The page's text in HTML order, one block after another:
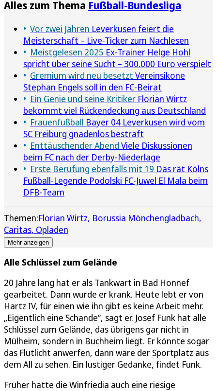
Alles zum Thema Fußball-Bundesliga
Vor zwei Jahren Leverkusen feiert die
Meisterschaft – Live-Ticker zum Nachlesen
Meistgelesen 2025 Ex-Trainer Helge Hohl
spricht über seine Sucht – 300.000 Euro verspielt
Gremium wird neu besetzt Vereinsikone
Stephan Engels soll in den FC-Beirat
Ein Genie und seine Kritiker Florian Wirtz
bekommt viel Rückendeckung aus Deutschland
Frauenfußball Bayer 04 Leverkusen wird vom
SC Freiburg gnadenlos bestraft
Enttäuschender Abend Viele Diskussionen
beim FC nach der Derby-Niederlage
Erste Berufung ebenfalls mit 19 Das rät Kölns
Fußball-Legende Podolski FC-Juwel El Mala beim
DFB-Team
Themen:Florian Wirtz Borussia Mönchengladbach
Caritas Opladen
Mehr anzeigen
Alle Schlüssel zum Gelände
20 Jahre lang hat er als Tankwart in Bad Honnef
gearbeitet. Dann wurde er krank. Heute lebt er von
Hartz IV, für einen wie ihn gibt es keine Arbeit mehr.
„Eigentlich eine Schande“, sagt er. Josef Funk hat alle
Schlüssel zum Gelände, das übrigens gar nicht in
Mülheim, sondern in Buchheim liegt. Er könnte sogar
das Flutlicht anwerfen, dann wäre der Sportplatz aus
dem All zu sehen. Ein lustiger Gedanke, findet Funk.
Früher hatte die Winfriedia auch eine riesige